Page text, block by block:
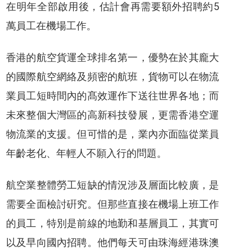
在明年全部啟用後，估計會再需要額外招聘約5
萬員工在機場工作。
香港的航空貨運全球排名第一，優勢在於其龐大
的國際航空網絡及頻密的航班，貨物可以在物流
業員工短時間內的髙效運作下送往世界各地；而
未來整個大灣區的高新科技發展，更需香港空運
物流業的支援。但可惜的是，業內亦面臨從業員
年齡老化、年輕人不願入行的問題。
航空業整體勞工短缺的情況涉及層面比較廣，是
需要全面檢討硏究。但那些直接在機場上班工作
的員工，特別是前線的地勤和基層員工，其實可
以及早向國內招聘。他們每天可由珠海經港珠澳